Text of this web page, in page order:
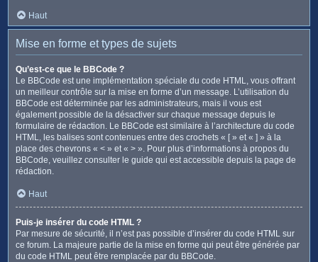
Haut
Mise en forme et types de sujets
Qu’est-ce que le BBCode ?
Le BBCode est une implémentation spéciale du code HTML, vous offrant
un meilleur contrôle sur la mise en forme d’un message. L’utilisation du
BBCode est déterminée par les administrateurs, mais il vous est
également possible de la désactiver sur chaque message depuis le
formulaire de rédaction. Le BBCode est similaire à l’architecture du code
HTML, les balises sont contenues entre des crochets « [ » et « ] » à la
place des chevrons « < » et « > ». Pour plus d’informations à propos du
BBCode, veuillez consulter le guide qui est accessible depuis la page de
rédaction.
Haut
Puis-je insérer du code HTML ?
Par mesure de sécurité, il n’est pas possible d’insérer du code HTML sur
ce forum. La majeure partie de la mise en forme qui peut être générée par
du code HTML peut être remplacée par du BBCode.